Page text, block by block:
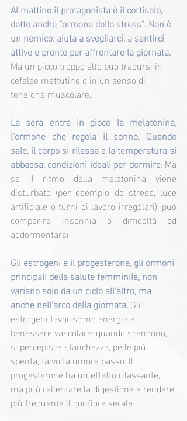
Al mattino il protagonista è il cortisolo,
detto anche “ormone dello stress”. Non è
un nemico: aiuta a svegliarci, a sentirci
attive e pronte per affrontare la giornata.
Ma un picco troppo alto può tradursi in
cefalee mattutine o in un senso di
tensione muscolare.
La sera entra in gioco la melatonina,
l’ormone che regola il sonno. Quando
sale, il corpo si rilassa e la temperatura si
abbassa: condizioni ideali per dormire. Ma
se il ritmo della melatonina viene
disturbato (per esempio da stress, luce
artificiale o turni di lavoro irregolari), può
comparire insonnia o difficoltà ad
addormentarsi.
Gli estrogeni e il progesterone, gli ormoni
principali della salute femminile, non
variano solo da un ciclo all’altro, ma
anche nell’arco della giornata. Gli
estrogeni favoriscono energia e
benessere vascolare: quando scendono,
si percepisce stanchezza, pelle più
spenta, talvolta umore basso. Il
progesterone ha un effetto rilassante,
ma può rallentare la digestione e rendere
più frequente il gonfiore serale.